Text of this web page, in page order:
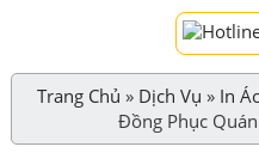
Trang Chủ » Dịch Vụ » In
Đồng Phục